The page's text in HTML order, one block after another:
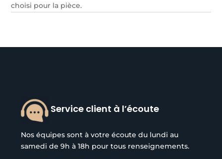
choisi pour la pièce.
Service client à l’écoute
Nos équipes sont à votre écoute du lundi au
samedi de 9h à 18h pour tous renseignements.